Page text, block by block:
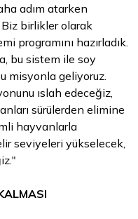
adım atarken
birlikler olarak
programını hazırladık.
bu sistem ile soy
misyonla geliyoruz.
ıslah edeceğiz,
sürülerden elimine
hayvanlarla
seviyeleri yükselecek,